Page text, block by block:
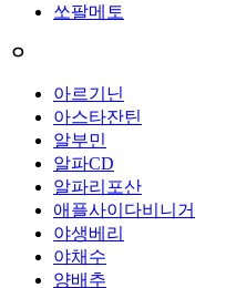
쏘팔메토
ㅇ
아르기닌
아스타잔틴
알부민
알파CD
알파리포산
애플사이다비니거
야생베리
야채수
양배추